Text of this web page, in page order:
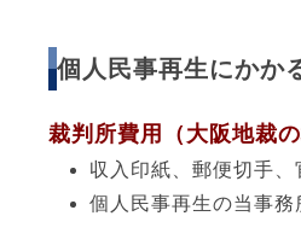
個人民事再生にかか
裁判所費用（大阪地裁の
収入印紙、郵便切手
個人民事再生の当事務